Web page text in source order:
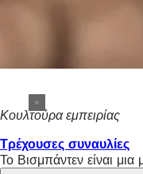
Κουλτούρα εμπειρίας
Τρέχουσες συναυλίες
Το Βισμπάντεν είναι